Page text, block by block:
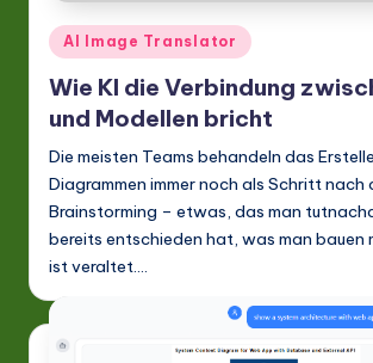
a
r
e
In
n
o
v
a
ti
Posted
in
AI Image Translator
Wie KI die Verbindung
und Modellen bricht
Die meisten Teams behandeln das
Diagrammen immer noch als Schritt nach
Brainstorming – etwas, das man
bereits entschieden hat, was man bauen
ist veraltet.…